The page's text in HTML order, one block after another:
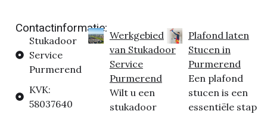
Contactinformatie:
Stukadoor
Service
Purmerend
KVK:
58037640
Werkgebied
van Stukadoor
Service
Purmerend
Wilt u een
stukadoor
Plafond laten
Stucen in
Purmerend
Een plafond
stucen is een
essentiële stap